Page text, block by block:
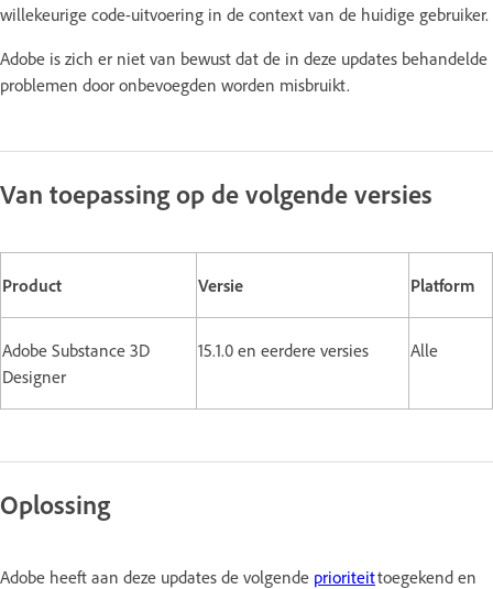
willekeurige code-uitvoering in de context van de huidige gebruiker.
Adobe is zich er niet van bewust dat de in deze updates behandelde
problemen door onbevoegden worden misbruikt.
Van toepassing op de volgende versies
Product Versie Platform
Adobe Substance 3D
Designer
15.1.0 en eerdere versies Alle
Oplossing
Adobe heeft aan deze updates de volgende prioriteittoegekend en